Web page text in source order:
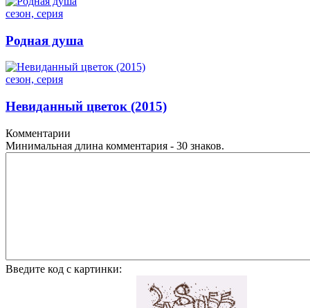
сезон, серия
Родная душа
сезон, серия
Невиданный цветок (2015)
Комментарии
Минимальная длина комментария - 30 знаков.
Введите код с картинки: